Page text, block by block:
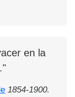
en la
1854-1900.